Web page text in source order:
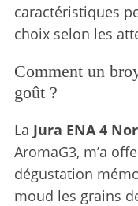
caractéristiques
choix selon les
Comment un
goût ?
La Jura ENA 4
AromaG3, m’a
dégustation
moud les grains